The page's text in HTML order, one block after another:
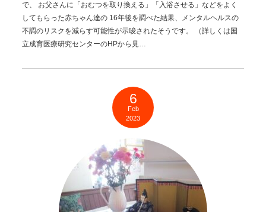
で、 お父さんに「おむつを取り換える」「入浴させる」などをよく
してもらった赤ちゃん達の 16年後を調べた結果、メンタルヘルスの
不調のリスクを減らす可能性が⽰唆されたそうです。 （詳しくは国
立成育医療研究センターのHPから見…
6
Feb
2023